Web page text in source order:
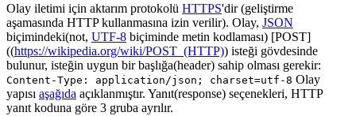
Olay iletimi için aktarım protokolü HTTPS'dir (geliştirme
aşamasında HTTP kullanmasına izin verilir). Olay, JSON
biçimindeki(not, UTF-8 biçiminde metin kodlaması) [POST]
((https://wikipedia.org/wiki/POST_(HTTP)) isteği gövdesinde
bulunur, isteğin uygun bir başlığa(header) sahip olması gerekir:
Content-Type: application/json; charset=utf-8 Olay
yapısı aşağıda açıklanmıştır. Yanıt(response) seçenekleri, HTTP
yanıt koduna göre 3 gruba ayrılır.